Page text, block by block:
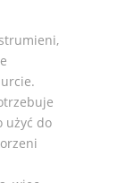
użyć do